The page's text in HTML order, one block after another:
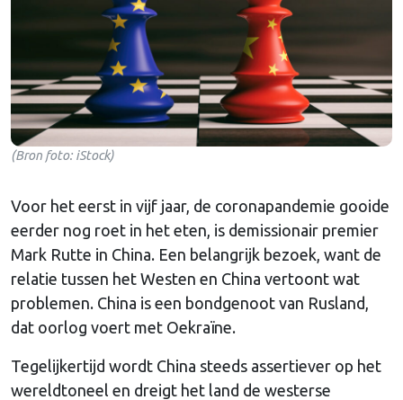
(Bron foto: iStock)
Voor het eerst in vijf jaar, de coronapandemie gooide
eerder nog roet in het eten, is demissionair premier
Mark Rutte in China. Een belangrijk bezoek, want de
relatie tussen het Westen en China vertoont wat
problemen. China is een bondgenoot van Rusland,
dat oorlog voert met Oekraïne.
Tegelijkertijd wordt China steeds assertiever op het
wereldtoneel en dreigt het land de westerse